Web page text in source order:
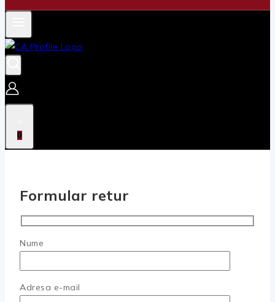
0
Formular retur
Nume
Adresa e-mail